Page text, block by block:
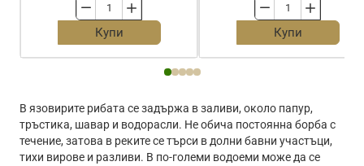
Монофилно
влакно
PRESTON
Reflo
Купи
Плетено
влакно
SHIMANO
Kairiki
-
Multi
Color
Купи
В язовирите рибата се задържа в заливи, около папур,
тръстика, шавар и водорасли. Не обича постоянна борба с
течение, затова в реките се търси в долни бавни участъци,
тихи вирове и разливи. В по-големи водоеми може да се